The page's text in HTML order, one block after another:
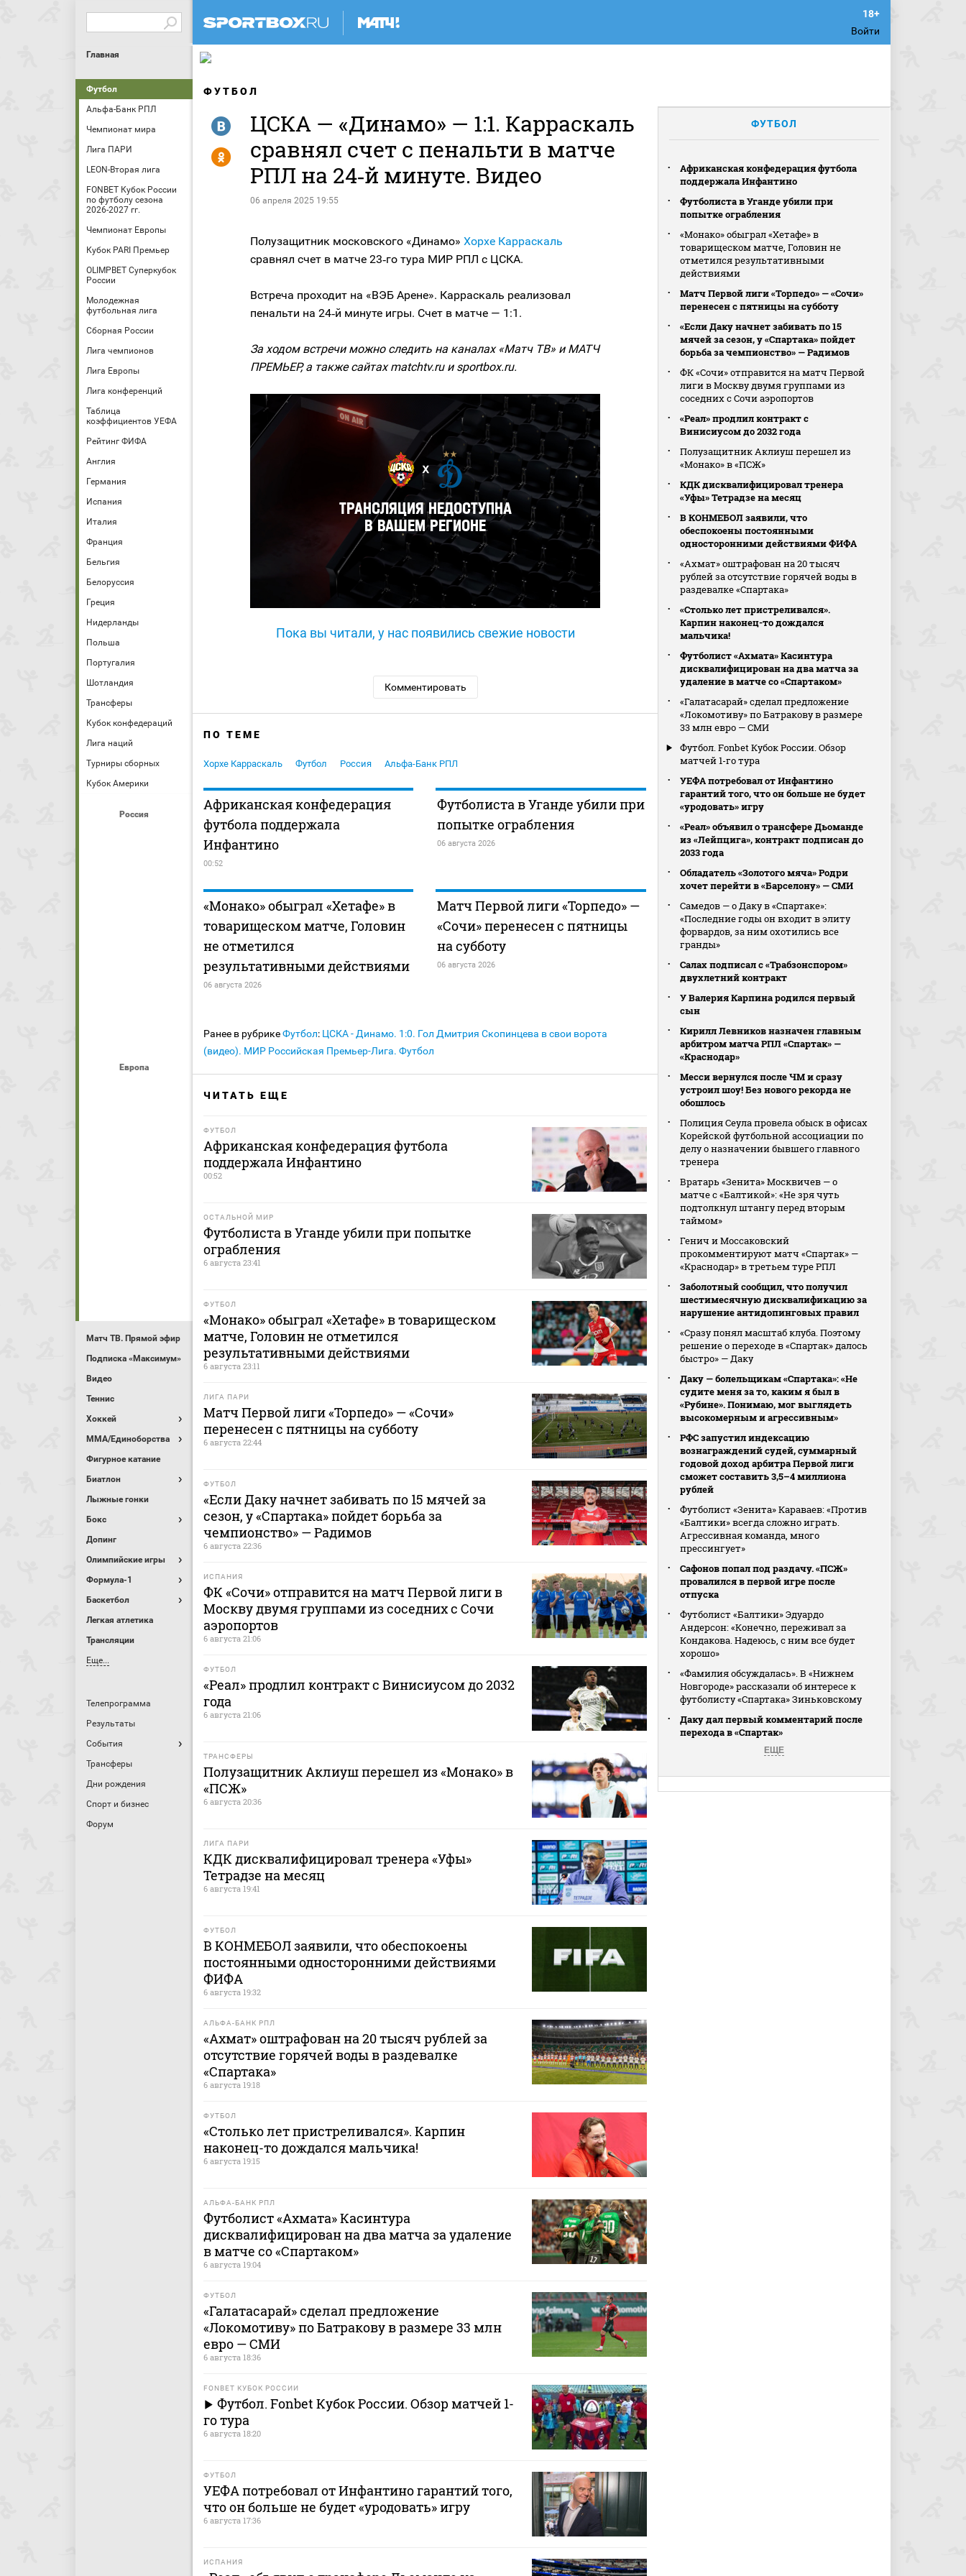
Войти
Главная
Футбол
Альфа-Банк РПЛ
Чемпионат мира
Лига ПАРИ
LEON-Вторая лига
FONBET Кубок России
по футболу сезона
2026-2027 гг.
Чемпионат Европы
Кубок PARI Премьер
OLIMPBET Суперкубок
России
Молодежная
футбольная лига
Сборная России
Лига чемпионов
Лига Европы
Лига конференций
Таблица
коэффициентов УЕФА
Рейтинг ФИФА
Англия
Германия
Испания
Италия
Франция
Бельгия
Белоруссия
Греция
Нидерланды
Польша
Португалия
Шотландия
Трансферы
Кубок конфедераций
Лига наций
Турниры сборных
Кубок Америки
Россия
Европа
Матч ТВ. Прямой эфир
Подписка «Максимум»
Видео
Теннис
Хоккей
MMA/Единоборства
Фигурное катание
Биатлон
Лыжные гонки
Бокс
Допинг
Олимпийские игры
Формула-1
Баскетбол
Легкая атлетика
Трансляции
Еще...
Телепрограмма
Результаты
События
Трансферы
Дни рождения
Спорт и бизнес
Форум
ФУТБОЛ
ЦСКА — «Динамо» — 1:1. Карраскаль
сравнял счет с пенальти в матче
РПЛ на 24‑й минуте. Видео
06 апреля 2025 19:55
R
Y
Полузащитник московского «Динамо» Хорхе Карраскаль
сравнял счет в матче 23‑го тура МИР РПЛ с ЦСКА.
Встреча проходит на «ВЭБ Арене». Карраскаль реализовал
пенальти на 24‑й минуте игры. Счет в матче — 1:1.
За ходом встречи можно следить на каналах «Матч ТВ» и МАТЧ
ПРЕМЬЕР, а также сайтах matchtv.ru и sportbox.ru.
Пока вы читали, у нас появились свежие новости
Комментировать
ПО ТЕМЕ
Хорхе Карраскаль Футбол Россия Альфа-Банк РПЛ
Африканская конфедерация
футбола поддержала
Инфантино
00:52
Футболиста в Уганде убили при
попытке ограбления
06 августа 2026
«Монако» обыграл «Хетафе» в
товарищеском матче, Головин
не отметился
результативными действиями
06 августа 2026
Матч Первой лиги «Торпедо» —
«Сочи» перенесен с пятницы
на субботу
06 августа 2026
Ранее в рубрикеФутбол: ЦСКА - Динамо. 1:0. Гол Дмитрия Скопинцева в свои ворота
(видео). МИР Российская Премьер-Лига. Футбол
ЧИТАТЬ ЕЩЕ
ФУТБОЛ
Африканская конфедерация футбола
поддержала Инфантино
00:52
ОСТАЛЬНОЙ МИР
Футболиста в Уганде убили при попытке
ограбления
6 августа 23:41
ФУТБОЛ
«Монако» обыграл «Хетафе» в товарищеском
матче, Головин не отметился
результативными действиями
6 августа 23:11
ЛИГА ПАРИ
Матч Первой лиги «Торпедо» — «Сочи»
перенесен с пятницы на субботу
6 августа 22:44
ФУТБОЛ
«Если Даку начнет забивать по 15 мячей за
сезон, у «Спартака» пойдет борьба за
чемпионство» — Радимов
6 августа 22:36
ИСПАНИЯ
ФК «Сочи» отправится на матч Первой лиги в
Москву двумя группами из соседних с Сочи
аэропортов
6 августа 21:06
ФУТБОЛ
«Реал» продлил контракт с Винисиусом до 2032
года
6 августа 21:06
ТРАНСФЕРЫ
Полузащитник Аклиуш перешел из «Монако» в
«ПСЖ»
6 августа 20:36
ЛИГА ПАРИ
КДК дисквалифицировал тренера «Уфы»
Тетрадзе на месяц
6 августа 19:41
ФУТБОЛ
В КОНМЕБОЛ заявили, что обеспокоены
постоянными односторонними действиями
ФИФА
6 августа 19:32
АЛЬФА-БАНК РПЛ
«Ахмат» оштрафован на 20 тысяч рублей за
отсутствие горячей воды в раздевалке
«Спартака»
6 августа 19:18
ФУТБОЛ
«Столько лет пристреливался». Карпин
наконец-то дождался мальчика!
6 августа 19:15
АЛЬФА-БАНК РПЛ
Футболист «Ахмата» Касинтура
дисквалифицирован на два матча за удаление
в матче со «Спартаком»
6 августа 19:04
ФУТБОЛ
«Галатасарай» сделал предложение
«Локомотиву» по Батракову в размере 33 млн
евро — СМИ
6 августа 18:36
FONBET КУБОК РОССИИ
Футбол. Fonbet Кубок России. Обзор матчей 1-
го тура
6 августа 18:20
ФУТБОЛ
УЕФА потребовал от Инфантино гарантий того,
что он больше не будет «уродовать» игру
6 августа 17:36
ИСПАНИЯ
ФУТБОЛ
Африканская конфедерация футбола
поддержала Инфантино
Футболиста в Уганде убили при
попытке ограбления
«Монако» обыграл «Хетафе» в
товарищеском матче, Головин не
отметился результативными
действиями
Матч Первой лиги «Торпедо» — «Сочи»
перенесен с пятницы на субботу
«Если Даку начнет забивать по 15
мячей за сезон, у «Спартака» пойдет
борьба за чемпионство» — Радимов
ФК «Сочи» отправится на матч Первой
лиги в Москву двумя группами из
соседних с Сочи аэропортов
«Реал» продлил контракт с
Винисиусом до 2032 года
Полузащитник Аклиуш перешел из
«Монако» в «ПСЖ»
КДК дисквалифицировал тренера
«Уфы» Тетрадзе на месяц
В КОНМЕБОЛ заявили, что
обеспокоены постоянными
односторонними действиями ФИФА
«Ахмат» оштрафован на 20 тысяч
рублей за отсутствие горячей воды в
раздевалке «Спартака»
«Столько лет пристреливался».
Карпин наконец-то дождался
мальчика!
Футболист «Ахмата» Касинтура
дисквалифицирован на два матча за
удаление в матче со «Спартаком»
«Галатасарай» сделал предложение
«Локомотиву» по Батракову в размере
33 млн евро — СМИ
Футбол. Fonbet Кубок России. Обзор
матчей 1-го тура
УЕФА потребовал от Инфантино
гарантий того, что он больше не будет
«уродовать» игру
«Реал» объявил о трансфере Дьоманде
из «Лейпцига», контракт подписан до
2033 года
Обладатель «Золотого мяча» Родри
хочет перейти в «Барселону» — СМИ
Самедов — о Даку в «Спартаке»:
«Последние годы он входит в элиту
форвардов, за ним охотились все
гранды»
Салах подписал с «Трабзонспором»
двухлетний контракт
У Валерия Карпина родился первый
сын
Кирилл Левников назначен главным
арбитром матча РПЛ «Спартак» —
«Краснодар»
Месси вернулся после ЧМ и сразу
устроил шоу! Без нового рекорда не
обошлось
Полиция Сеула провела обыск в офисах
Корейской футбольной ассоциации по
делу о назначении бывшего главного
тренера
Вратарь «Зенита» Москвичев — о
матче с «Балтикой»: «Не зря чуть
подтолкнул штангу перед вторым
таймом»
Генич и Моссаковский
прокомментируют матч «Спартак» —
«Краснодар» в третьем туре РПЛ
Заболотный сообщил, что получил
шестимесячную дисквалификацию за
нарушение антидопинговых правил
«Сразу понял масштаб клуба. Поэтому
решение о переходе в «Спартак» далось
быстро» — Даку
Даку — болельщикам «Спартака»: «Не
судите меня за то, каким я был в
«Рубине». Понимаю, мог выглядеть
высокомерным и агрессивным»
РФС запустил индексацию
вознаграждений судей, суммарный
годовой доход арбитра Первой лиги
сможет составить 3,5–4 миллиона
рублей
Футболист «Зенита» Караваев: «Против
«Балтики» всегда сложно играть.
Агрессивная команда, много
прессингует»
Сафонов попал под раздачу. «ПСЖ»
провалился в первой игре после
отпуска
Футболист «Балтики» Эдуардо
Андерсон: «Конечно, переживал за
Кондакова. Надеюсь, с ним все будет
хорошо»
«Фамилия обсуждалась». В «Нижнем
Новгороде» рассказали об интересе к
футболисту «Спартака» Зиньковскому
Даку дал первый комментарий после
перехода в «Спартак»
ЕЩЕ